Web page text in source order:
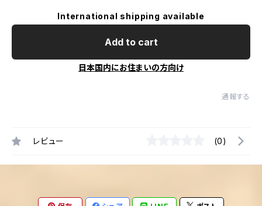
International shipping available
Add to cart
日本国内にお住まいの方向け
通報する
レビュー (0)